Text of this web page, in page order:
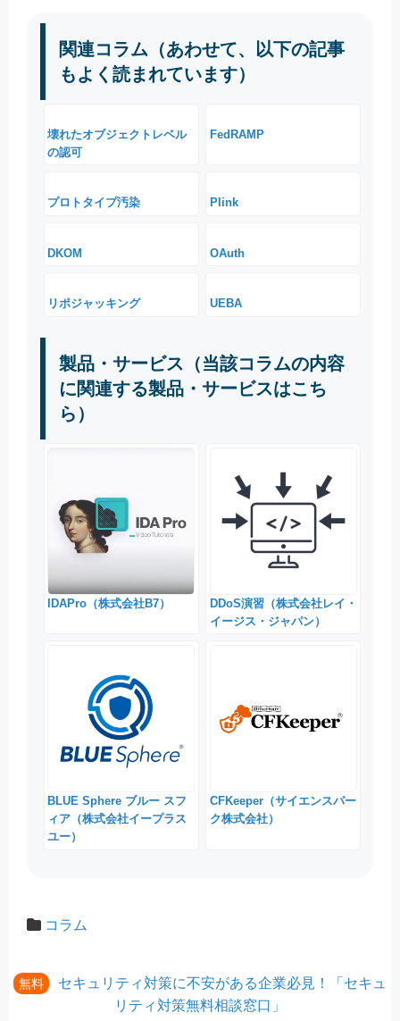
関連コラム（あわせて、以下の記事
もよく読まれています）
壊れたオブジェクトレベル
の認可
FedRAMP
プロトタイプ汚染 Plink
DKOM OAuth
リポジャッキング UEBA
製品・サービス（当該コラムの内容
に関連する製品・サービスはこち
ら）
IDAPro（株式会社B7）
DDoS演習（株式会社レイ・
イージス・ジャパン）
BLUE Sphere ブルー スフ
ィア（株式会社イープラス
ユー）
CFKeeper（サイエンスパー
ク株式会社）
コラム
無料
セキュリティ対策に不安がある企業必見！「セキュ
リティ対策無料相談窓口」